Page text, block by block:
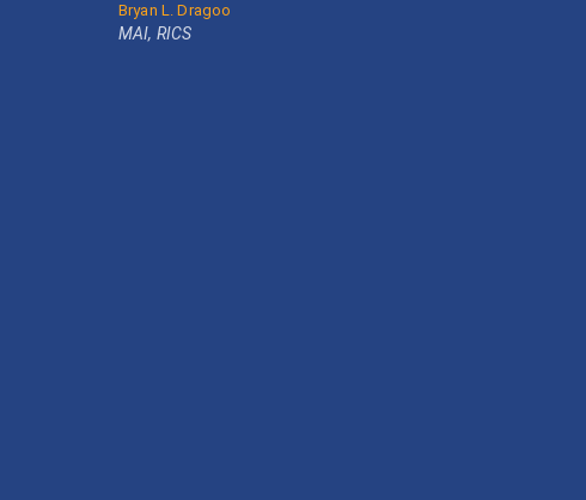
Bryan L. Dragoo
MAI, RICS